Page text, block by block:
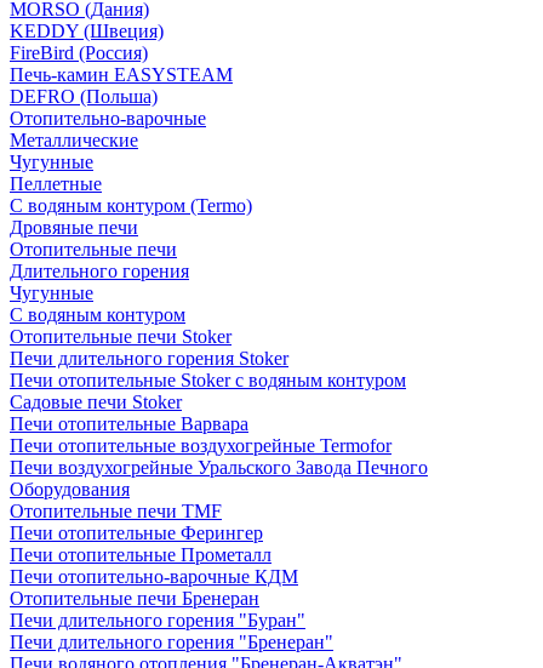
MORSO (Дания)
KEDDY (Швеция)
FireBird (Россия)
Печь-камин EASYSTEAM
DEFRO (Польша)
Отопительно-варочные
Металлические
Чугунные
Пеллетные
С водяным контуром (Termo)
Дровяные печи
Отопительные печи
Длительного горения
Чугунные
C водяным контуром
Отопительные печи Stoker
Печи длительного горения Stoker
Печи отопительные Stoker с водяным контуром
Садовые печи Stoker
Печи отопительные Варвара
Печи отопительные воздухогрейные Termofor
Печи воздухогрейные Уральского Завода Печного
Оборудования
Отопительные печи TMF
Печи отопительные Ферингер
Печи отопительные Прометалл
Печи отопительно-варочные КДМ
Отопительные печи Бренеран
Печи длительного горения "Буран"
Печи длительного горения "Бренеран"
Печи водяного отопления "Бренеран-Акватэн"